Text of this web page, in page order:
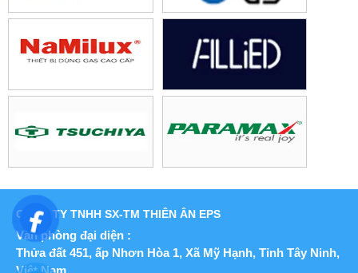
CÔNG TY TNHH SX-TM THIÊN ÂN EPS
Văn phòng đại diện :
Thửa đất 451, ấp Nhơn Hòa 1, Xã Mỹ Hạnh, Tỉnh Tây Ninh,
Việt Nam